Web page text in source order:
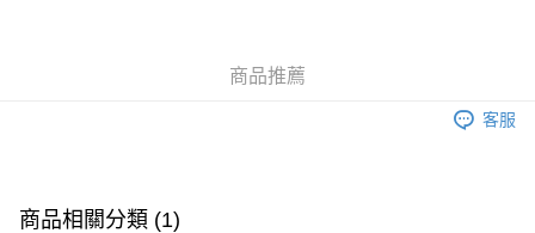
付款後門市自取，訂單確認後2-4個工作天到店，7天內取。逾期後
商品推薦
客服
商品相關分類 (1)